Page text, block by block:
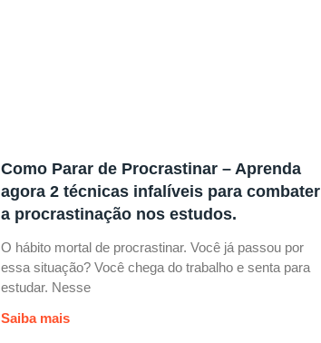
Como Parar de Procrastinar – Aprenda
agora 2 técnicas infalíveis para combater
a procrastinação nos estudos.
O hábito mortal de procrastinar. Você já passou por
essa situação? Você chega do trabalho e senta para
estudar. Nesse
Saiba mais